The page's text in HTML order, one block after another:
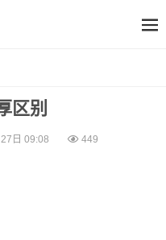
区别
日 09:08 449